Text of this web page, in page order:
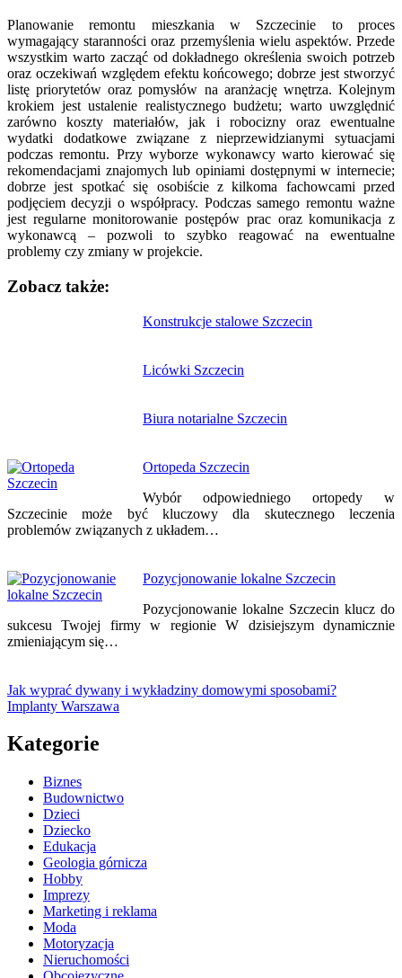
Planowanie remontu mieszkania w Szczecinie to proces
wymagający staranności oraz przemyślenia wielu aspektów. Przede
wszystkim warto zacząć od dokładnego określenia swoich potrzeb
oraz oczekiwań względem efektu końcowego; dobrze jest stworzyć
listę priorytetów oraz pomysłów na aranżację wnętrza. Kolejnym
krokiem jest ustalenie realistycznego budżetu; warto uwzględnić
zarówno koszty materiałów, jak i robocizny oraz ewentualne
wydatki dodatkowe związane z nieprzewidzianymi sytuacjami
podczas remontu. Przy wyborze wykonawcy warto kierować się
rekomendacjami znajomych lub opiniami dostępnymi w internecie;
dobrze jest spotkać się osobiście z kilkoma fachowcami przed
podjęciem decyzji o współpracy. Podczas samego remontu ważne
jest regularne monitorowanie postępów prac oraz komunikacja z
wykonawcą – pozwoli to szybko reagować na ewentualne
problemy czy zmiany w projekcie.
Zobacz także:
Konstrukcje stalowe Szczecin
Licówki Szczecin
Biura notarialne Szczecin
Ortopeda Szczecin
Wybór odpowiedniego ortopedy w
Szczecinie może być kluczowy dla skutecznego leczenia
problemów związanych z układem…
Pozycjonowanie lokalne Szczecin
Pozycjonowanie lokalne Szczecin klucz do
sukcesu Twojej firmy w regionie W dzisiejszym dynamicznie
zmieniającym się…
Jak wyprać dywany i wykładziny domowymi sposobami?
Implanty Warszawa
Kategorie
Biznes
Budownictwo
Dzieci
Dziecko
Edukacja
Geologia górnicza
Hobby
Imprezy
Marketing i reklama
Moda
Motoryzacja
Nieruchomości